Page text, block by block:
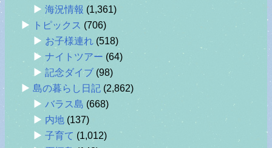
海況情報 (1,361)
トピックス (706)
お子様連れ (518)
ナイトツアー (64)
記念ダイブ (98)
島の暮らし日記 (2,862)
バラス島 (668)
内地 (137)
子育て (1,012)